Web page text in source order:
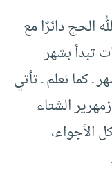
الحج دائرًا مع
تبدأ بشهر
كما نعلم ـ تأتي
الشتاء
الأجواء،